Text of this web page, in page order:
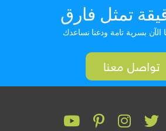
تمثل فارق
بسرية تامة ودعنا نساعدك
تواصل معنا